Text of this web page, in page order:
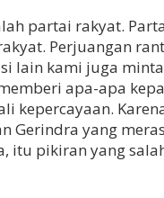
partai rakyat.
Perjuangan
lain kami juga
apa-apa
kepercayaan.
Gerindra yang
itu pikiran yang